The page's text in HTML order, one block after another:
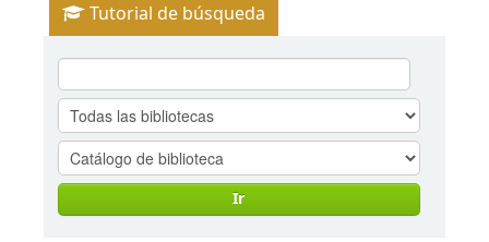
Tutorial de búsqueda
Ir